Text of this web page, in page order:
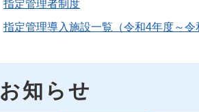
指定管理者制度
指定管理導入施設一覧（令和4年度～令
お知らせ